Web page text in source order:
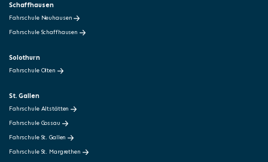
Schaffhausen
Fahrschule Neuhausen
Fahrschule Schaffhausen
Solothurn
Fahrschule Olten
St. Gallen
Fahrschule Altstätten
Fahrschule Gossau
Fahrschule St. Gallen
Fahrschule St. Margrethen